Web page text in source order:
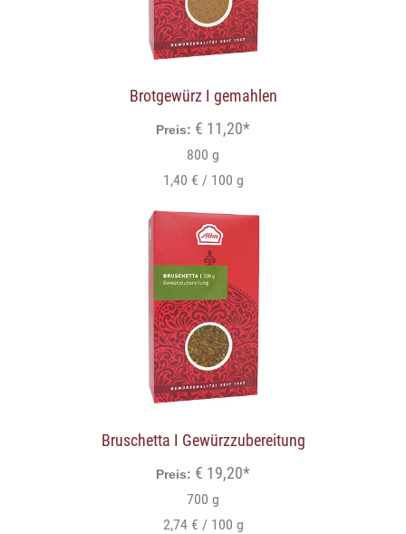
Brotgewürz I gemahlen
Preis: € 11,20*
800 g
1,40 € / 100 g
Bruschetta I Gewürzzubereitung
Preis: € 19,20*
700 g
2,74 € / 100 g